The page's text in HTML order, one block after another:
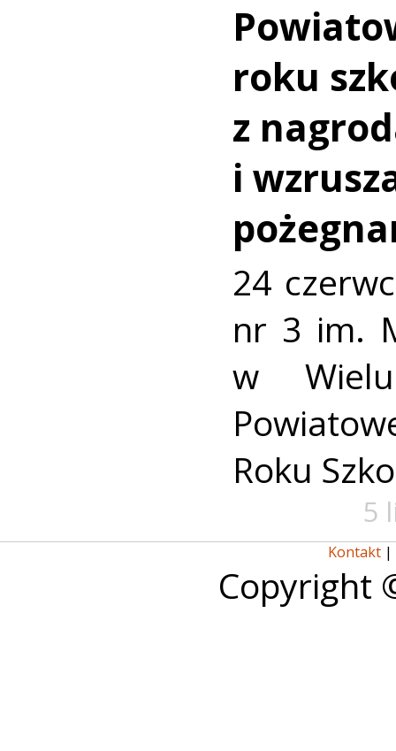
roku
z
i
24
nr 3 im.
w
Roku
5
Kontakt |
Copyright